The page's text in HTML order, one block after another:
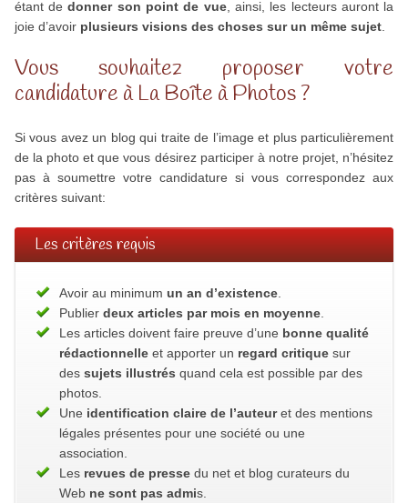
étant dedonner son point de vue, ainsi, les lecteurs auront la
joie d’avoirplusieurs visions des choses sur un même sujet.
Vous souhaitez proposer votre
candidature à La Boîte à Photos ?
Si vous avez un blog qui traite de l’image et plus particulièrement
de la photo et que vous désirez participer à notre projet, n’hésitez
pas à soumettre votre candidature si vous correspondez aux
critères suivant:
Les critères requis
Avoir au minimum un an d’existence.
Publier deux articles par mois en moyenne.
Les articles doivent faire preuve d’une bonne qualité
rédactionnelleet apporter un regard critiquesur
des sujets illustrés quand cela est possible par des
photos.
Une identification claire de l’auteuret des mentions
légales présentes pour une société ou une
association.
Les revues de pressedu net et blog curateurs du
Web ne sont pas admis.